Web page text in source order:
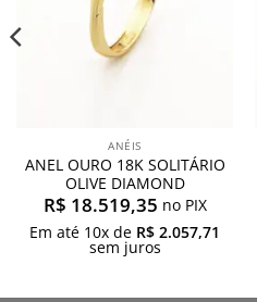
ANÉIS
ANEL OURO 18K SOLITÁRIO
OLIVE DIAMOND
R$ 18.519,35 no PIX
Em até 10x de R$ 2.057,71
sem juros